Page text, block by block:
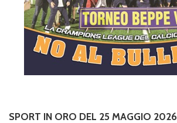
SPORT IN ORO DEL 25 MAGGIO 2026